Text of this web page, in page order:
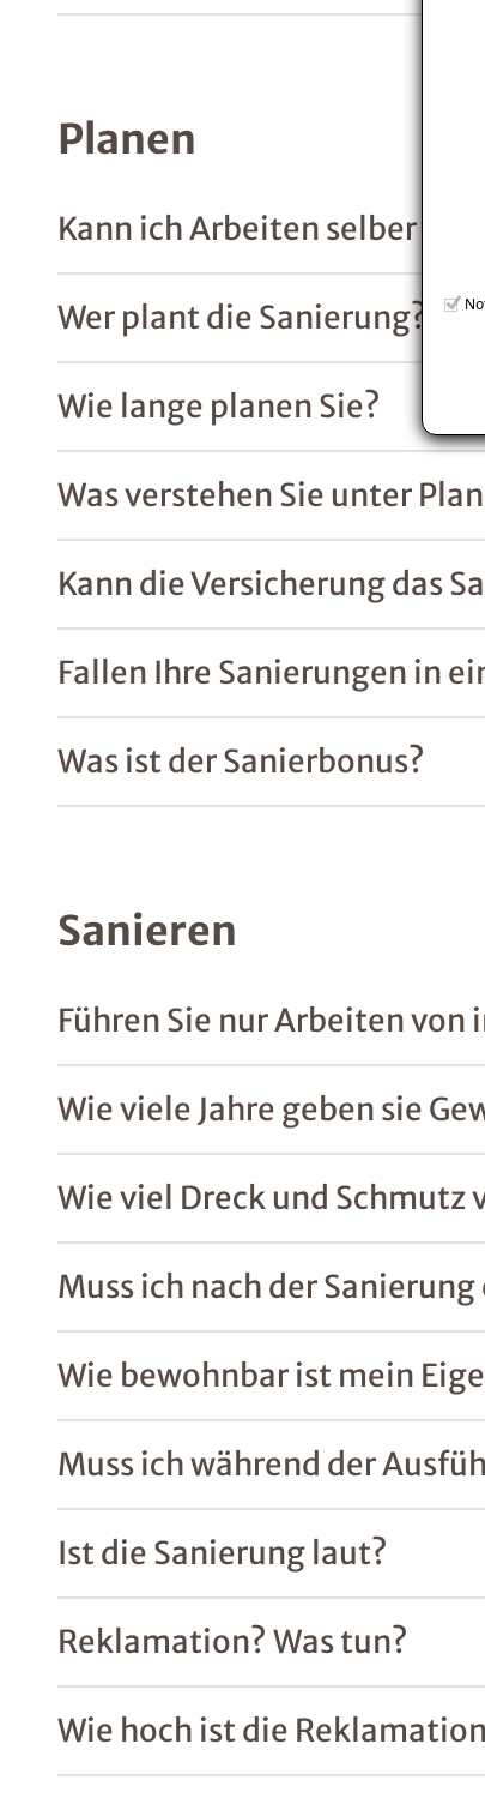
Planen
Kann ich Arbeiten selber
Wer plant die Sanierung?
Wie lange planen Sie?
Was verstehen Sie unter
Kann die Versicherung das
Fallen Ihre Sanierungen in
Was ist der Sanierbonus?
Sanieren
Führen Sie nur Arbeiten von
Wie viele Jahre geben sie
Wie viel Dreck und Schmutz
Muss ich nach der
Wie bewohnbar ist mein
Muss ich während der
Ist die Sanierung laut?
Reklamation? Was tun?
Wie hoch ist die